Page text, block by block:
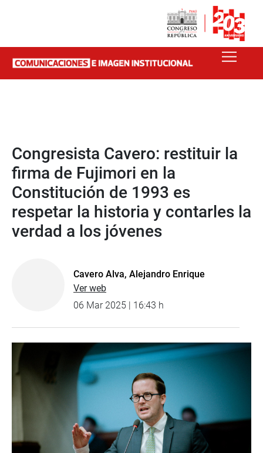
Congresista Cavero: restituir la
firma de Fujimori en la
Constitución de 1993 es
respetar la historia y contarles la
verdad a los jóvenes
Cavero Alva, Alejandro Enrique
Ver web
06 Mar 2025 | 16:43 h